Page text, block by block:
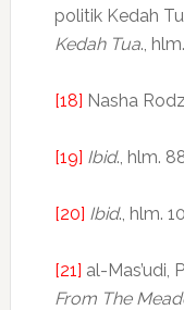
politik Kedah
Kedah Tua.,
[18] Nasha
[19] Ibid., hlm.
[20] Ibid., hlm.
[21] al-Mas’udi,
From The